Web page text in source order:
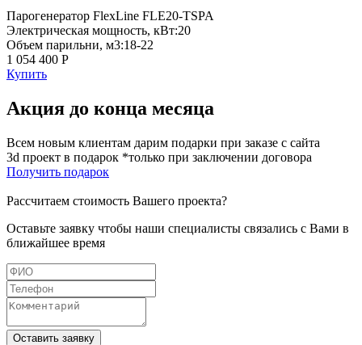
Парогенератор FlexLine FLE20-TSPA
Электрическая мощность, кВт:20
Объем парильни, м3:18-22
1 054 400 Р
Купить
Акция до конца месяца
Всем новым клиентам дарим подарки при заказе с сайта
3d проект в подарок *только при заключении договора
Получить подарок
Рассчитаем стоимость Вашего проекта?
Оставьте заявку чтобы наши специалисты связались с Вами в
ближайшее время
Оставить заявку